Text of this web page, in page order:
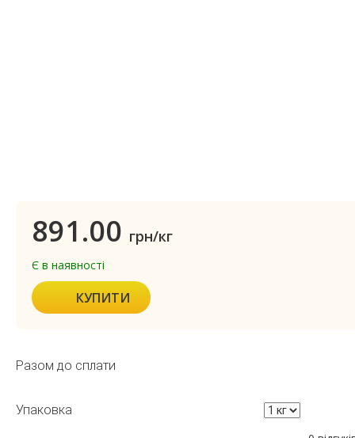
891.00 грн/кг
Є в наявності
КУПИТИ
Разом до сплати
Упаковка